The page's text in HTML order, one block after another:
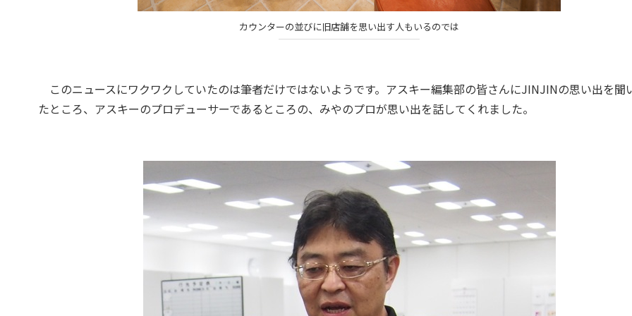
カウンターの並びに旧店舗を思い出す人もいるのでは
このニュースにワクワクしていたのは筆者だけではないようです。アスキー編集部の皆さんにJINJINの思い出を聞
たところ、アスキーのプロデューサーであるところの、みやのプロが思い出を話してくれました。